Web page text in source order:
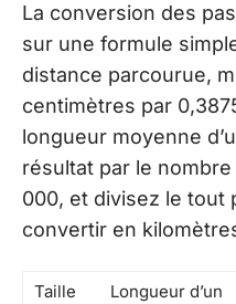
La conversion des
sur une formule
distance parcourue,
centimètres par
longueur moyenne
résultat par le
000, et divisez le tout
convertir en
Taille
Longueur d’un